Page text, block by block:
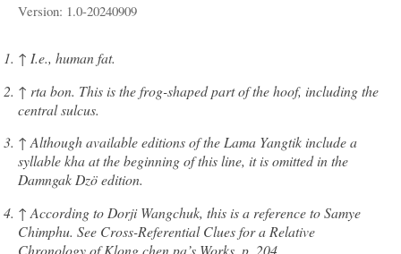
Version: 1.0-20240909
↑ I.e., human fat.
↑ rta bon. This is the frog-shaped part of the hoof, including the
central sulcus.
↑Although available editions of the Lama Yangtik include a
syllable kha at the beginning of this line, it is omitted in the
Damngak Dzö edition.
↑ According to Dorji Wangchuk, this is a reference to Samye
Chimphu. See Cross-Referential Clues for a Relative
Chronology of Klong chen pa’s Works, p. 204